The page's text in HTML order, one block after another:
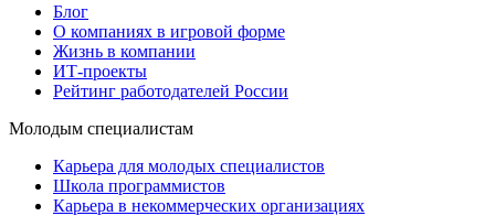
Блог
О компаниях в игровой форме
Жизнь в компании
ИТ-проекты
Рейтинг работодателей России
Молодым специалистам
Карьера для молодых специалистов
Школа программистов
Карьера в некоммерческих организациях